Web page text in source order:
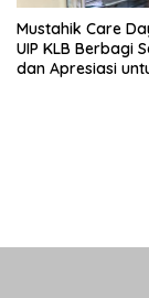
Mustahik Care
UIP KLB Berbagi
dan Apresiasi